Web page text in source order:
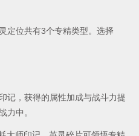
定位共有3个专精类型。选择
记，获得的属性加成与战斗力提
力中。